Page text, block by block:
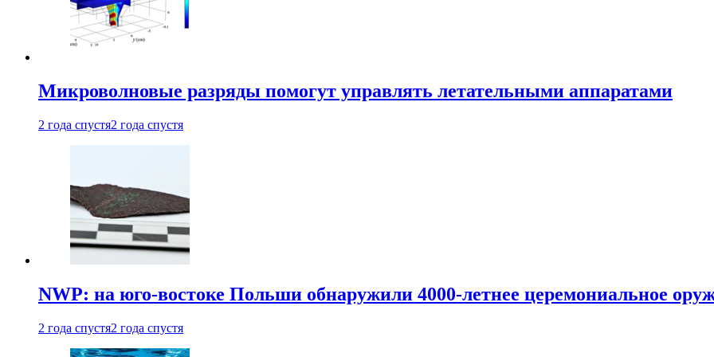
Микроволновые разряды помогут управлять летательными аппаратами
2 года спустя2 года спустя
NWP: на юго-востоке Польши обнаружили 4000-летнее церемониальное
2 года спустя2 года спустя